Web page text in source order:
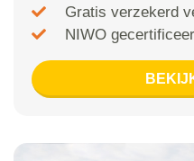
Gratis verzekerd
NIWO